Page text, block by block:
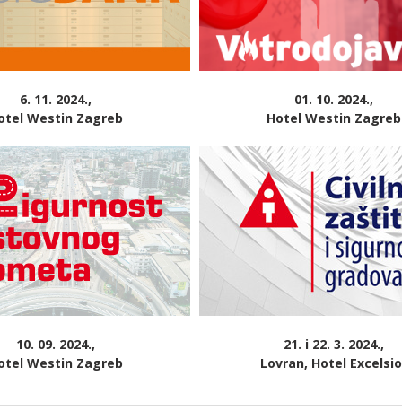
6. 11. 2024.,
Westin Zagreb
01. 10. 2024.,
Hotel Westin Zagreb
10. 09. 2024.,
Westin Zagreb
21. i 22. 3. 2024.,
Lovran, Hotel